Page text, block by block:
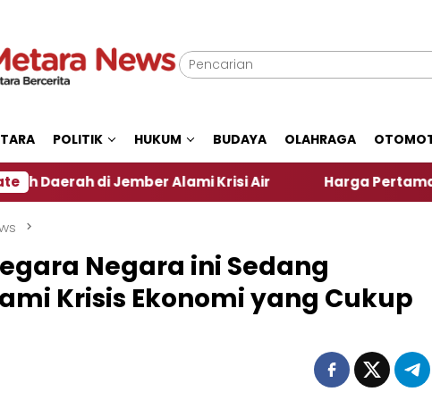
POLITIK HUKUM BUDAYA OLAHRAGA
di Jember Alami Krisi Air Harga Pertamax Turun Per
Negara ini Sedang
Krisis Ekonomi yang Cukup